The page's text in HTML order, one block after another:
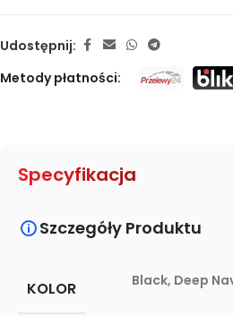
Udostępnij:
Metody płatności:
Specyfikacja
Szczegóły Produktu
KOLOR Black, Deep